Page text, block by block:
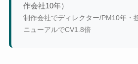
作会社10年）
制作会社でディレクター/PM10年・
ニューアルでCV1.8倍